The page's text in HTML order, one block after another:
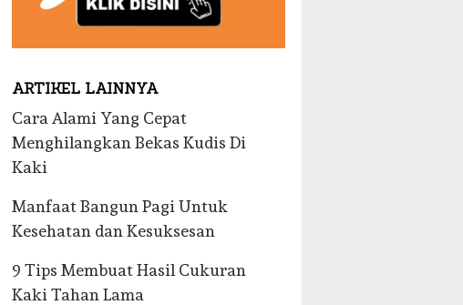
ARTIKEL LAINNYA
Cara Alami Yang Cepat
Menghilangkan Bekas Kudis Di
Kaki
Manfaat Bangun Pagi Untuk
Kesehatan dan Kesuksesan
9 Tips Membuat Hasil Cukuran
Kaki Tahan Lama